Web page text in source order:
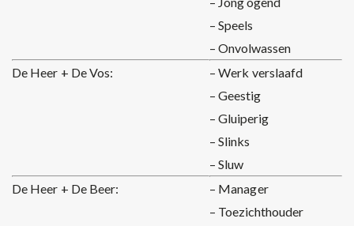
– Speels
– Onvolwassen
De Heer + De Vos:
– Werk verslaafd
– Geestig
– Gluiperig
– Slinks
– Sluw
De Heer + De Beer:
– Manager
– Toezichthouder